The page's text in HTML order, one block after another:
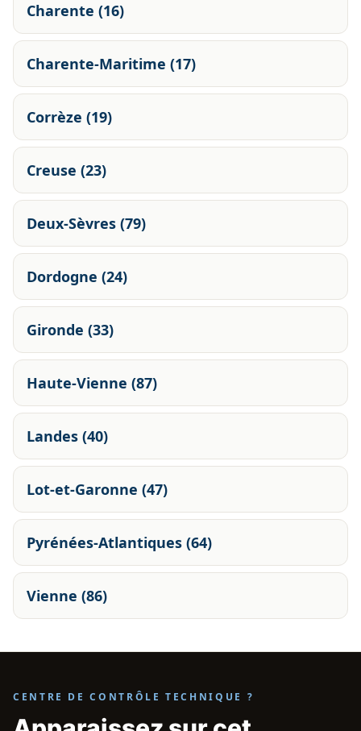
Charente (16)
Charente-Maritime (17)
Corrèze (19)
Creuse (23)
Deux-Sèvres (79)
Dordogne (24)
Gironde (33)
Haute-Vienne (87)
Landes (40)
Lot-et-Garonne (47)
Pyrénées-Atlantiques (64)
Vienne (86)
CENTRE DE CONTRÔLE TECHNIQUE ?